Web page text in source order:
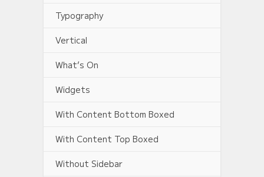
Typography
Vertical
What’s On
Widgets
With Content Bottom Boxed
With Content Top Boxed
Without Sidebar